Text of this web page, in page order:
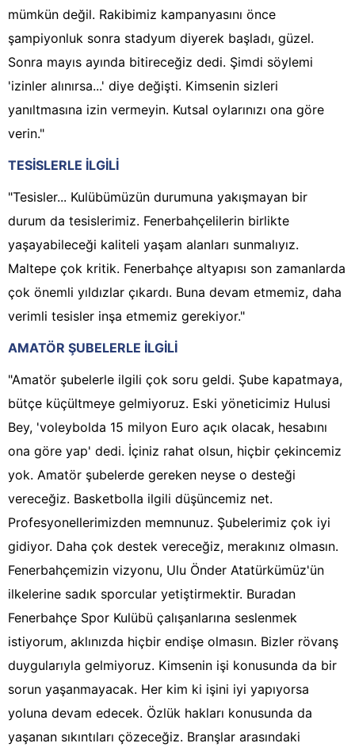
mümkün değil. Rakibimiz kampanyasını önce
şampiyonluk sonra stadyum diyerek başladı, güzel.
Sonra mayıs ayında bitireceğiz dedi. Şimdi söylemi
'izinler alınırsa...' diye değişti. Kimsenin sizleri
yanıltmasına izin vermeyin. Kutsal oylarınızı ona göre
verin."
TESİSLERLE İLGİLİ
"Tesisler... Kulübümüzün durumuna yakışmayan bir
durum da tesislerimiz. Fenerbahçelilerin birlikte
yaşayabileceği kaliteli yaşam alanları sunmalıyız.
Maltepe çok kritik. Fenerbahçe altyapısı son zamanlarda
çok önemli yıldızlar çıkardı. Buna devam etmemiz, daha
verimli tesisler inşa etmemiz gerekiyor."
AMATÖR ŞUBELERLE İLGİLİ
"Amatör şubelerle ilgili çok soru geldi. Şube kapatmaya,
bütçe küçültmeye gelmiyoruz. Eski yöneticimiz Hulusi
Bey, 'voleybolda 15 milyon Euro açık olacak, hesabını
ona göre yap' dedi. İçiniz rahat olsun, hiçbir çekincemiz
yok. Amatör şubelerde gereken neyse o desteği
vereceğiz. Basketbolla ilgili düşüncemiz net.
Profesyonellerimizden memnunuz. Şubelerimiz çok iyi
gidiyor. Daha çok destek vereceğiz, merakınız olmasın.
Fenerbahçemizin vizyonu, Ulu Önder Atatürkümüz'ün
ilkelerine sadık sporcular yetiştirmektir. Buradan
Fenerbahçe Spor Kulübü çalışanlarına seslenmek
istiyorum, aklınızda hiçbir endişe olmasın. Bizler rövanş
duygularıyla gelmiyoruz. Kimsenin işi konusunda da bir
sorun yaşanmayacak. Her kim ki işini iyi yapıyorsa
yoluna devam edecek. Özlük hakları konusunda da
yaşanan sıkıntıları çözeceğiz. Branşlar arasındaki